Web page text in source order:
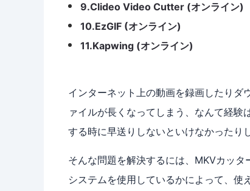
9.Clideo Video Cutter (オンライン)
10.EzGIF (オンライン)
11.Kapwing (オンライン)
インターネット上の動画を録画したりダ
ァイルが長くなってしまう、なんて経
する時に早送りしないといけなかったり
そんな問題を解決するには、MKVカッ
システムを使用しているかによって、